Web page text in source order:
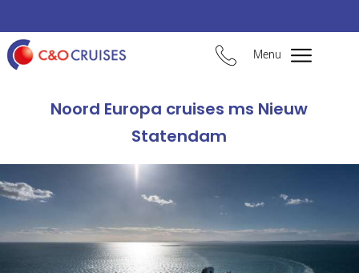
Menu
Noord Europa cruises ms Nieuw
Statendam